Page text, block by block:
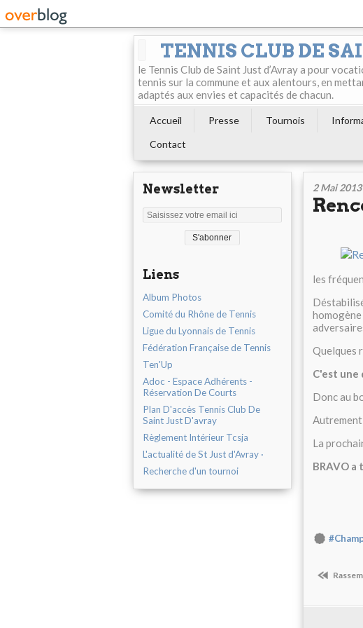
TENNIS CLUB DE
le Tennis Club de Saint Just d’Avray a pour
tennis sur la commune et aux alentours, en
adaptés aux envies et capacités de chacun.
Accueil Presse Tournois
Contact
Newsletter
Liens
Album Photos
Comité du Rhône de Tennis
Ligue du Lyonnais de Tennis
Fédération Française de Tennis
Ten'Up
Adoc - Espace Adhérents -
Réservation De Courts
Plan D'accès Tennis Club De
Saint Just D'avray
Règlement Intérieur Tcsja
L'actualité de St Just d'Avray ·
Recherche d'un tournoi
2 Mai 2013
les
Quelques
C'est une
Donc au
Autrement
La
BRAVO a